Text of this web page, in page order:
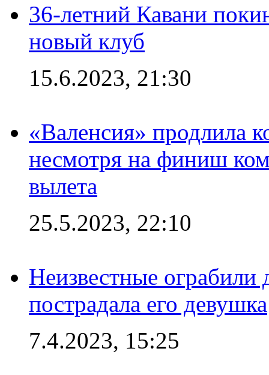
36-летний Кавани
новый клуб
15.6.2023, 21:30
«Валенсия» продлила
несмотря на финиш
вылета
25.5.2023, 22:10
Неизвестные
пострадала его девушка
7.4.2023, 15:25